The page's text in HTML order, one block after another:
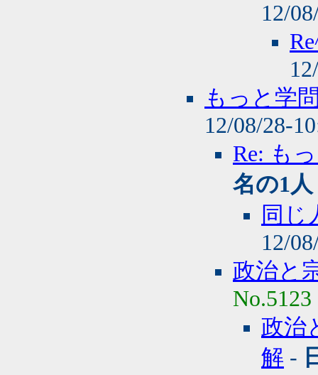
12/
もっと学
12/08/28-
Re: も
名の1人
同じ
12/
政治と
No.5123
政治
解 -